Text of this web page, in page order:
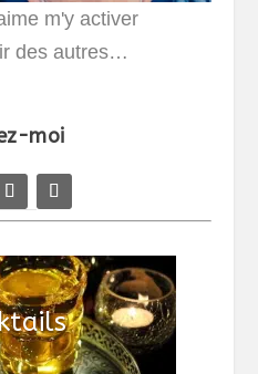
m'y activer
des autres…
moi